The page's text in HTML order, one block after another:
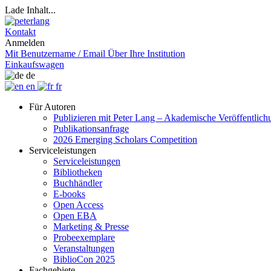
Lade Inhalt...
Kontakt
Anmelden
Mit Benutzername / Email Über Ihre Institution
Einkaufswagen
de
en
fr
Für Autoren
Publizieren mit Peter Lang – Akademische
Publikationsanfrage
2026 Emerging Scholars Competition
Serviceleistungen
Serviceleistungen
Bibliotheken
Buchhändler
E-books
Open Access
Open EBA
Marketing & Presse
Probeexemplare
Veranstaltungen
BiblioCon 2025